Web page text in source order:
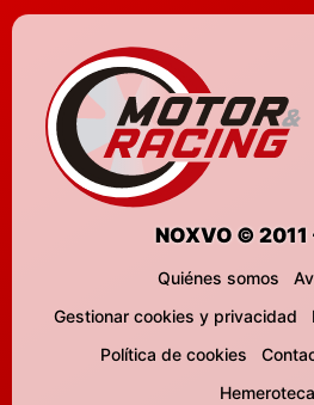
NOXVO ©
Quiénes somos
Gestionar cookies y privacidad
Política de cookies
Hemeroteca